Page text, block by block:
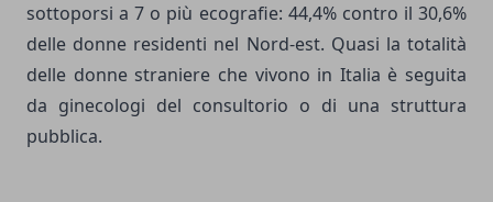
sottoporsi a 7 o più ecografie: 44,4% contro il 30,6%
delle donne residenti nel Nord-est. Quasi la totalità
delle donne straniere che vivono in Italia è seguita
da ginecologi del consultorio o di una struttura
pubblica.